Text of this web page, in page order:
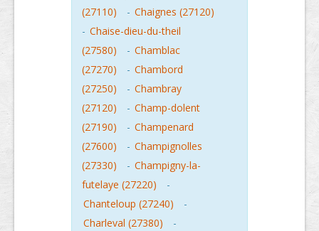
(27110)
- Chaignes (27120)
- Chaise-dieu-du-theil
(27580)
- Chamblac
(27270)
- Chambord
(27250)
- Chambray
(27120)
- Champ-dolent
(27190)
- Champenard
(27600)
- Champignolles
(27330)
- Champigny-la-
futelaye (27220)
-
Chanteloup (27240)
-
Charleval (27380)
-